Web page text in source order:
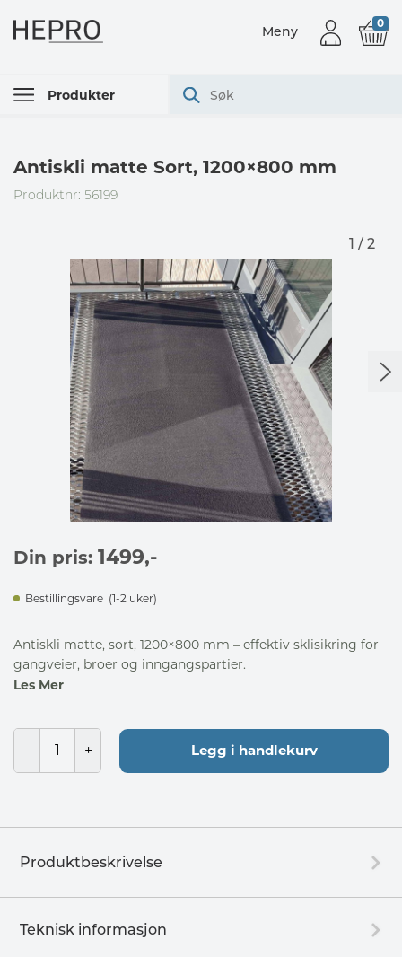
Produkter
Meny
0
Antiskli matte Sort, 1200×800 mm
Produktnr: 56199
1 / 2
Din pris: 1499,-
Bestillingsvare (1-2 uker)
Antiskli matte, sort, 1200×800 mm – effektiv sklisikring for
gangveier, broer og inngangspartier.
Les Mer
Legg i handlekurv
Produktbeskrivelse
Teknisk informasjon